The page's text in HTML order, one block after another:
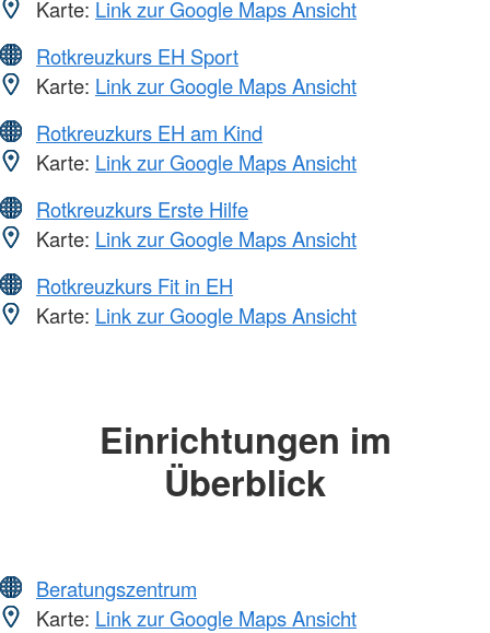
Karte: Link zur Google Maps Ansicht
Rotkreuzkurs EH Sport
Karte: Link zur Google Maps Ansicht
Rotkreuzkurs EH am Kind
Karte: Link zur Google Maps Ansicht
Rotkreuzkurs Erste Hilfe
Karte: Link zur Google Maps Ansicht
Rotkreuzkurs Fit in EH
Karte: Link zur Google Maps Ansicht
Einrichtungen im
Überblick
Beratungszentrum
Karte: Link zur Google Maps Ansicht